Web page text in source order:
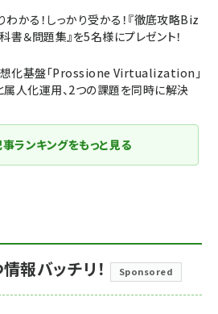
かる！しっかり受かる！『徹底攻略Biz
＆問題集』を5名様にプレゼント！
想化基盤「Prossione Virtualization」
人化運用、2つの課題を同時に解決
ランキングをもっと見る
報バッチリ！ Sponsored